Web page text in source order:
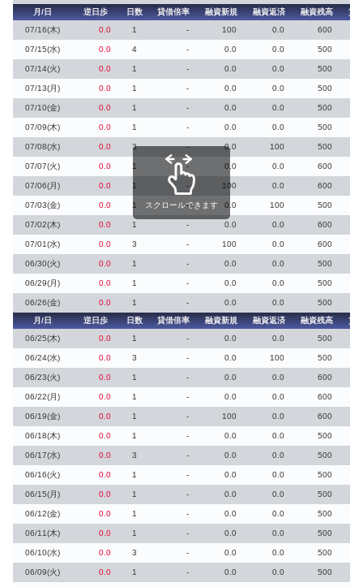
月/日
逆日歩 日数 貸借倍率 融資新規 融資返済 融資残高
貸
07/16(木)
0.0 1 - 100 0.0 600
07/15(水) 0.0 4 - 0.0 0.0 500
07/14(火) 0.0 1 - 0.0 0.0 500
07/13(月) 0.0 1 - 0.0 0.0 500
07/10(金) 0.0 1 - 0.0 0.0 500
07/09(木) 0.0 1 - 0.0 0.0 500
07/08(水) 0.0 3 - 0.0 100 500
07/07(火) 0.0 1 - 0.0 0.0 600
07/06(月) 0.0 1 - 100 0.0 600
07/03(金) 0.0 1 - 0.0 100 500
07/02(木) 0.0 1 - 0.0 0.0 600
07/01(水) 0.0 3 - 100 0.0 600
06/30(火) 0.0 1 - 0.0 0.0 500
06/29(月) 0.0 1 - 0.0 0.0 500
06/26(金) 0.0 1 - 0.0 0.0
500
月/日
逆日歩 日数 貸借倍率 融資新規 融資返済 融資残高
貸
06/25(木)
0.0 1 - 0.0 0.0 500
06/24(水) 0.0 3 - 0.0 100 500
06/23(火) 0.0 1 - 0.0 0.0 600
06/22(月) 0.0 1 - 0.0 0.0 600
06/19(金) 0.0 1 - 100 0.0 600
06/18(木) 0.0 1 - 0.0 0.0 500
06/17(水) 0.0 3 - 0.0 0.0 500
06/16(火) 0.0 1 - 0.0 0.0 500
06/15(月) 0.0 1 - 0.0 0.0 500
06/12(金) 0.0 1 - 0.0 0.0 500
06/11(木) 0.0 1 - 0.0 0.0 500
06/10(水) 0.0 3 - 0.0 0.0 500
06/09(火) 0.0 1 - 0.0 0.0 500
スクロールできます